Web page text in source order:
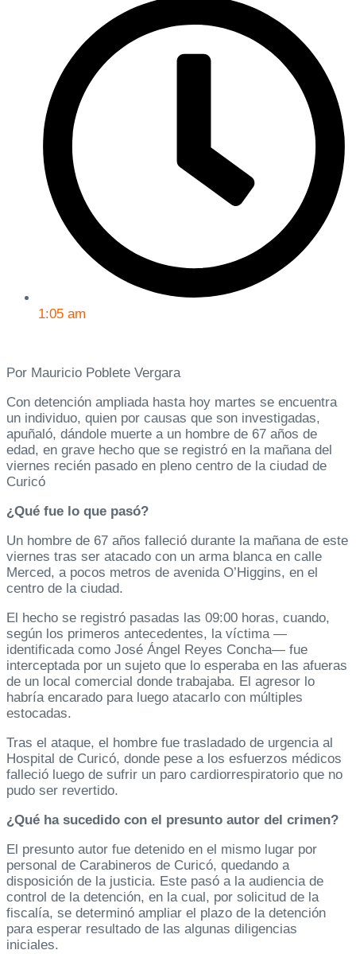
1:05 am
Por Mauricio Poblete Vergara
Con detención ampliada hasta hoy martes se encuentra
un individuo, quien por causas que son investigadas,
apuñaló, dándole muerte a un hombre de 67 años de
edad, en grave hecho que se registró en la mañana del
viernes recién pasado en pleno centro de la ciudad de
Curicó
¿Qué fue lo que pasó?
Un hombre de 67 años falleció durante la mañana de este
viernes tras ser atacado con un arma blanca en calle
Merced, a pocos metros de avenida O’Higgins, en el
centro de la ciudad.
El hecho se registró pasadas las 09:00 horas, cuando,
según los primeros antecedentes, la víctima —
identificada como José Ángel Reyes Concha— fue
interceptada por un sujeto que lo esperaba en las afueras
de un local comercial donde trabajaba. El agresor lo
habría encarado para luego atacarlo con múltiples
estocadas.
Tras el ataque, el hombre fue trasladado de urgencia al
Hospital de Curicó, donde pese a los esfuerzos médicos
falleció luego de sufrir un paro cardiorrespiratorio que no
pudo ser revertido.
¿Qué ha sucedido con el presunto autor del crimen?
El presunto autor fue detenido en el mismo lugar por
personal de Carabineros de Curicó, quedando a
disposición de la justicia. Este pasó a la audiencia de
control de la detención, en la cual, por solicitud de la
fiscalía, se determinó ampliar el plazo de la detención
para esperar resultado de las algunas diligencias
iniciales.